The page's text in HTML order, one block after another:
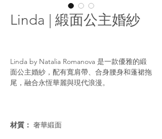
Linda | 緞面公主婚紗
Linda by Natalia Romanova 是一款優雅的緞
面公主婚紗，配有寬肩帶、合身腰身和蓬裙拖
尾，融合永恆華麗與現代浪漫。
材質： 奢華緞面